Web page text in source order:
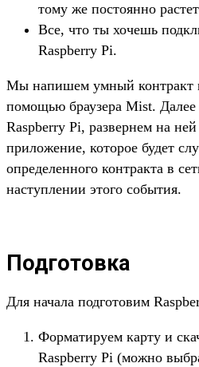
тому же постоянно
Все, что ты хочешь
Raspberry Pi.
Мы напишем умный контракт и
помощью браузера Mist.
Raspberry Pi, развернем на
приложение, которое будет
определенного контракта в
наступлении этого события.
Подготовка
Для начала подготовим
Форматируем карту и
Raspberry Pi (можно